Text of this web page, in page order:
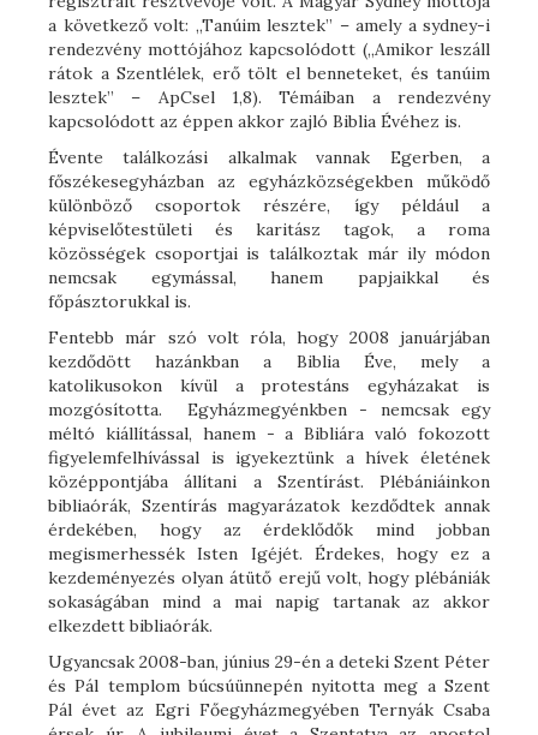
a következő volt: „Tanúim lesztek” – amely a sydney-i
rendezvény mottójához kapcsolódott („Amikor leszáll
rátok a Szentlélek, erő tölt el benneteket, és tanúim
lesztek” – ApCsel 1,8). Témáiban a rendezvény
kapcsolódott az éppen akkor zajló Biblia Évéhez is.
Évente találkozási alkalmak vannak Egerben, a
főszékesegyházban az egyházközségekben működő
különböző csoportok részére, így például a
képviselőtestületi és karitász tagok, a roma
közösségek csoportjai is találkoztak már ily módon
nemcsak egymással, hanem papjaikkal és
főpásztorukkal is.
Fentebb már szó volt róla, hogy 2008 januárjában
kezdődött hazánkban a Biblia Éve, mely a
katolikusokon kívül a protestáns egyházakat is
mozgósította. Egyházmegyénkben - nemcsak egy
méltó kiállítással, hanem - a Bibliára való fokozott
figyelemfelhívással is igyekeztünk a hívek életének
középpontjába állítani a Szentírást. Plébániáinkon
bibliaórák, Szentírás magyarázatok kezdődtek annak
érdekében, hogy az érdeklődők mind jobban
megismerhessék Isten Igéjét. Érdekes, hogy ez a
kezdeményezés olyan átütő erejű volt, hogy plébániák
sokaságában mind a mai napig tartanak az akkor
elkezdett bibliaórák.
Ugyancsak 2008-ban, június 29-én a deteki Szent Péter
és Pál templom búcsúünnepén nyitotta meg a Szent
Pál évet az Egri Főegyházmegyében Ternyák Csaba